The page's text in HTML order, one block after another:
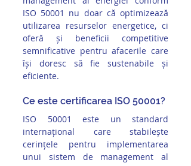
ISO 50001 nu doar că optimizează
utilizarea resurselor energetice, ci
oferă și beneficii competitive
semnificative pentru afacerile care
își doresc să fie sustenabile și
eficiente.
Ce este certificarea ISO 50001?
ISO 50001 este un standard
internațional care stabilește
cerințele pentru implementarea
unui sistem de management al